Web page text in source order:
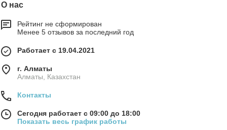
О нас
Рейтинг не сформирован
Менее 5 отзывов за последний год
Работает с 19.04.2021
г. Алматы
Алматы, Казахстан
Контакты
Сегодня работает с 09:00 до 18:00
Показать весь график работы